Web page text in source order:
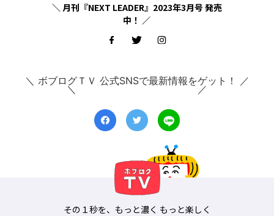
＼ 月刊『NEXT LEADER』2023年3月号 発売
中！ ／
＼ ボブログＴＶ 公式SNSで最新情報をゲット！ ／
その１秒を、もっと濃く もっと楽しく